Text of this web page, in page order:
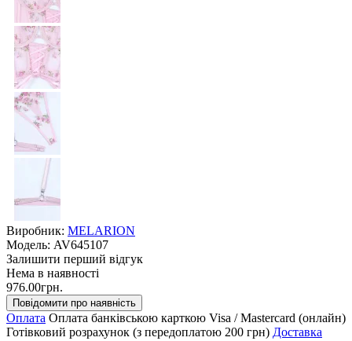
Виробник: MELARION
Модель: AV645107
Залишити перший відгук
Нема в наявності
976.00грн.
Повідомити про наявність
Оплата Оплата банківською карткою Visa / Mastercard (онлайн)
Готівковий розрахунок (з передоплатою 200 грн) Доставка